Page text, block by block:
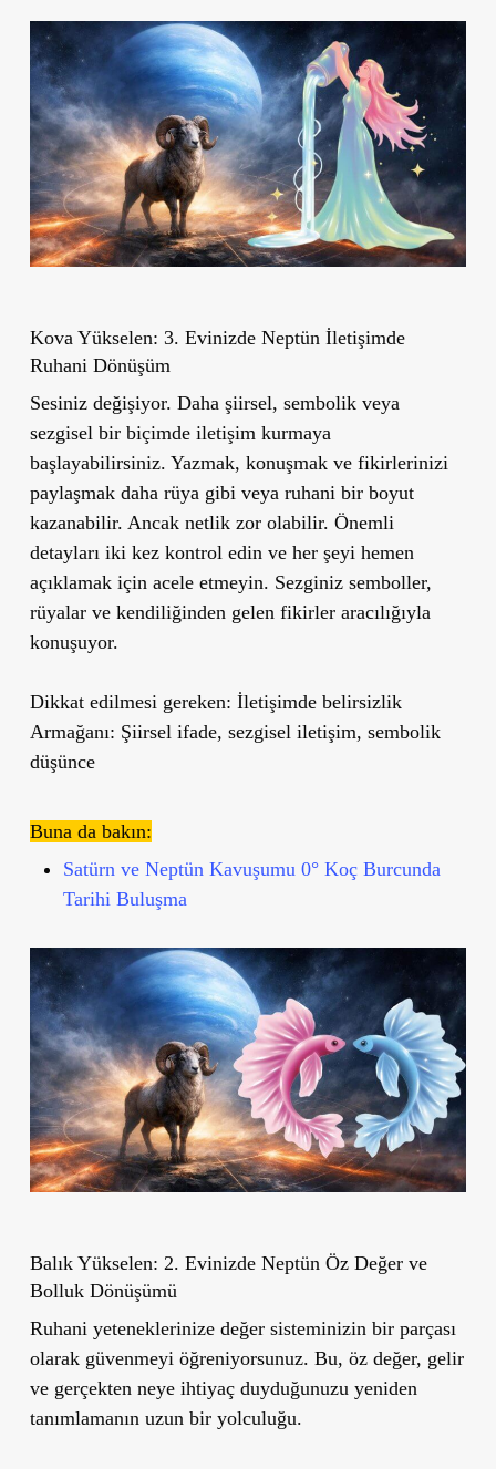
Kova Yükselen: 3. Evinizde Neptün İletişimde
Ruhani Dönüşüm
Sesiniz değişiyor. Daha şiirsel, sembolik veya
sezgisel bir biçimde iletişim kurmaya
başlayabilirsiniz. Yazmak, konuşmak ve fikirlerinizi
paylaşmak daha rüya gibi veya ruhani bir boyut
kazanabilir. Ancak netlik zor olabilir. Önemli
detayları iki kez kontrol edin ve her şeyi hemen
açıklamak için acele etmeyin. Sezginiz semboller,
rüyalar ve kendiliğinden gelen fikirler aracılığıyla
konuşuyor.
Dikkat edilmesi gereken: İletişimde belirsizlik
Armağanı: Şiirsel ifade, sezgisel iletişim, sembolik
düşünce
Buna da bakın:
Satürn ve Neptün Kavuşumu 0° Koç Burcunda
Tarihi Buluşma
Balık Yükselen: 2. Evinizde Neptün Öz Değer ve
Bolluk Dönüşümü
Ruhani yeteneklerinize değer sisteminizin bir parçası
olarak güvenmeyi öğreniyorsunuz. Bu, öz değer, gelir
ve gerçekten neye ihtiyaç duyduğunuzu yeniden
tanımlamanın uzun bir yolculuğu.